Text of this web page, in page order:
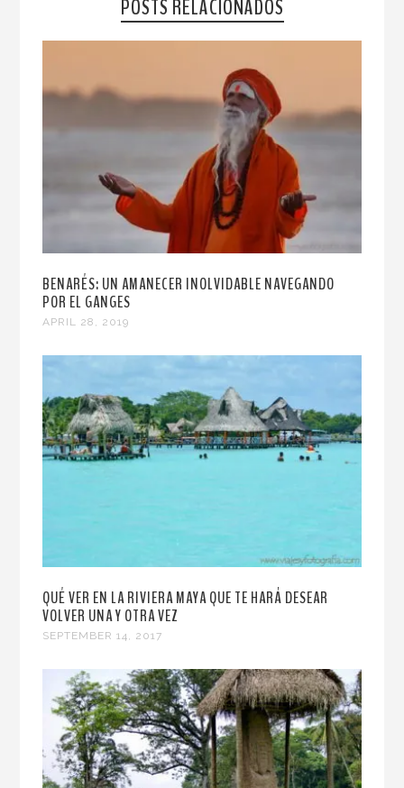
POSTS RELACIONADOS
BENARÉS: UN AMANECER INOLVIDABLE NAVEGANDO
POR EL GANGES
APRIL 28, 2019
QUÉ VER EN LA RIVIERA MAYA QUE TE HARÁ DESEAR
VOLVER UNA Y OTRA VEZ
SEPTEMBER 14, 2017